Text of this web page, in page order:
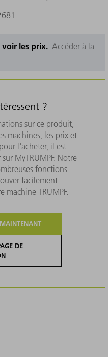
les prix. Accéder à la
?
sur ce produit,
machines, les prix et
l'acheter, il est
MyTRUMPF. Notre
fonctions
facilement
machine TRUMPF.
DE